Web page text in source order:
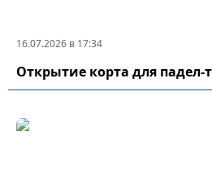
16.07.2026 в 17:34
Открытие корта для падел-